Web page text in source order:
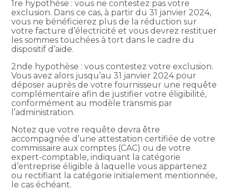
1re hypothèse : vous ne contestez pas votre
exclusion. Dans ce cas, à partir du 31 janvier 2024,
vous ne bénéficierez plus de la réduction sur
votre facture d’électricité et vous devrez restituer
les sommes touchées à tort dans le cadre du
dispositif d’aide.
2nde hypothèse : vous contestez votre exclusion.
Vous avez alors jusqu’au 31 janvier 2024 pour
déposer auprès de votre fournisseur une requête
complémentaire afin de justifier votre éligibilité,
conformément au modèle transmis par
l’administration.
Notez que votre requête devra être
accompagnée d’une attestation certifiée de votre
commissaire aux comptes (CAC) ou de votre
expert-comptable, indiquant la catégorie
d’entreprise éligible à laquelle vous appartenez
ou rectifiant la catégorie initialement mentionnée,
le cas échéant.